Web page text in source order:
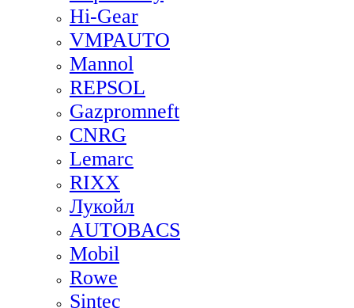
Hi-Gear
VMPAUTO
Mannol
REPSOL
Gazpromneft
CNRG
Lemarc
RIXX
Лукойл
AUTOBACS
Mobil
Rowe
Sintec